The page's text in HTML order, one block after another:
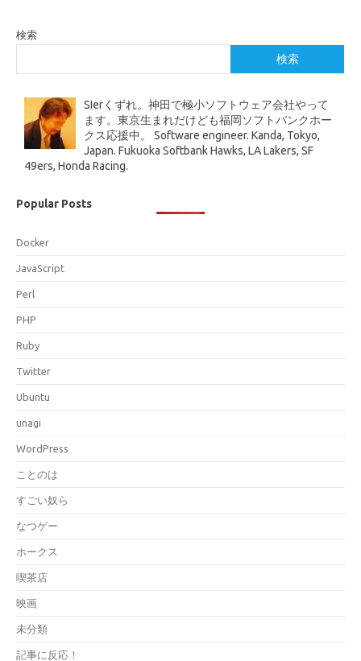
検索
検索
SIerくずれ。神田で極小ソフトウェア会社やって
ます。東京生まれだけども福岡ソフトバンクホー
クス応援中。 Software engineer. Kanda, Tokyo,
Japan. Fukuoka Softbank Hawks, LA Lakers, SF
49ers, Honda Racing.
Popular Posts
Docker
JavaScript
Perl
PHP
Ruby
Twitter
Ubuntu
unagi
WordPress
ことのは
すごい奴ら
なつゲー
ホークス
喫茶店
映画
未分類
記事に反応！